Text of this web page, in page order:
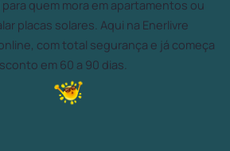
quem mora em apartamentos ou
placas solares. Aqui na Enerlivre
com total segurança e já começa
em 60 a 90 dias.